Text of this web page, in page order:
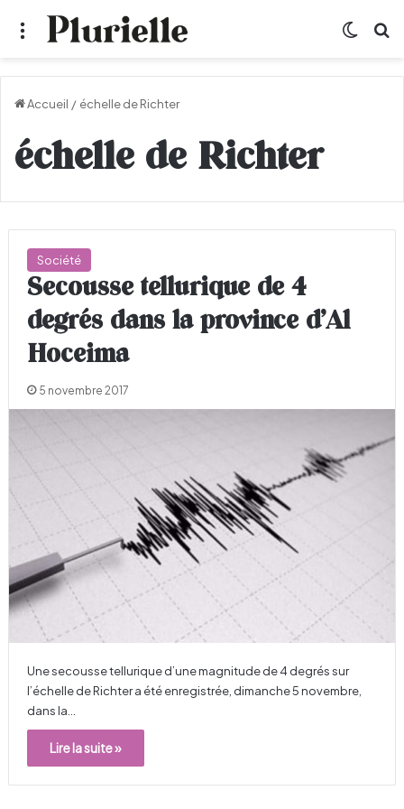
Menu
Accueil / échelle de Richter
échelle de Richter
Société
Secousse tellurique de 4
degrés dans la province d’Al
Hoceima
5 novembre 2017
Une secousse tellurique d’une magnitude de 4 degrés sur
l’échelle de Richter a été enregistrée, dimanche 5 novembre,
dans la…
Lire la suite »